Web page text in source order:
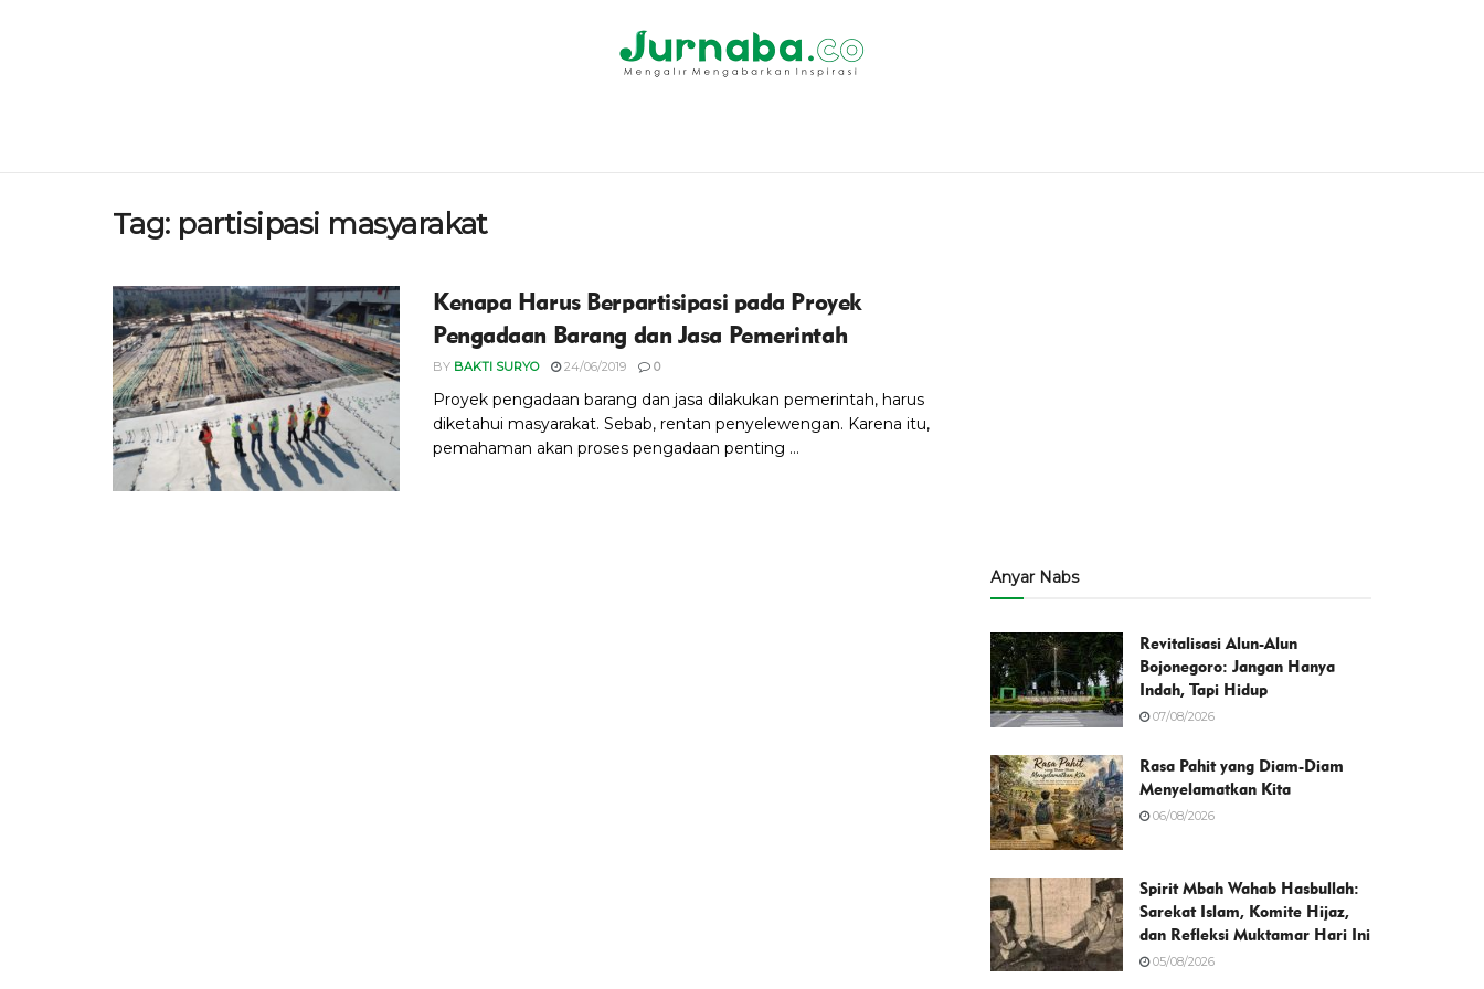
Tag: partisipasi masyarakat
Kenapa Harus Berpartisipasi pada Proyek
Pengadaan Barang dan Jasa Pemerintah
BY BAKTI SURYO 24/06/2019 0
Proyek pengadaan barang dan jasa dilakukan pemerintah, harus
diketahui masyarakat. Sebab, rentan penyelewengan. Karena itu,
pemahaman akan proses pengadaan penting ...
Anyar Nabs
Revitalisasi Alun-Alun
Bojonegoro: Jangan Hanya
Indah, Tapi Hidup
07/08/2026
Rasa Pahit yang Diam-Diam
Menyelamatkan Kita
06/08/2026
Spirit Mbah Wahab Hasbullah:
Sarekat Islam, Komite Hijaz,
dan Refleksi Muktamar Hari Ini
05/08/2026